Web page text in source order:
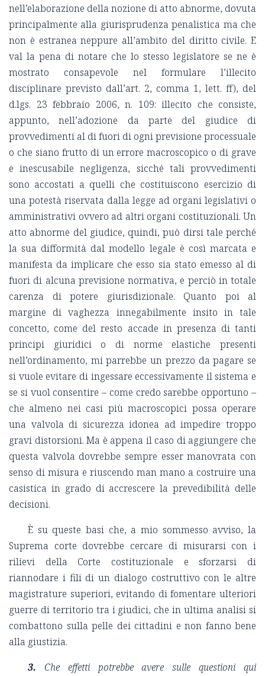
nell’elaborazione della nozione di atto abnorme, dovuta
principalmente alla giurisprudenza penalistica ma che
non è estranea neppure all’ambito del diritto civile. E
val la pena di notare che lo stesso legislatore se ne è
mostrato consapevole nel formulare l’illecito
disciplinare previsto dall’art. 2, comma 1, lett. ff), del
d.lgs. 23 febbraio 2006, n. 109: illecito che consiste,
appunto, nell’adozione da parte del giudice di
provvedimenti al di fuori di ogni previsione processuale
o che siano frutto di un errore macroscopico o di grave
e inescusabile negligenza, sicché tali provvedimenti
sono accostati a quelli che costituiscono esercizio di
una potestà riservata dalla legge ad organi legislativi o
amministrativi ovvero ad altri organi costituzionali. Un
atto abnorme del giudice, quindi, può dirsi tale perché
la sua difformità dal modello legale è così marcata e
manifesta da implicare che esso sia stato emesso al di
fuori di alcuna previsione normativa, e perciò in totale
carenza di potere giurisdizionale. Quanto poi al
margine di vaghezza innegabilmente insito in tale
concetto, come del resto accade in presenza di tanti
principi giuridici o di norme elastiche presenti
nell’ordinamento, mi parrebbe un prezzo da pagare se
si vuole evitare di ingessare eccessivamente il sistema e
se si vuol consentire – come credo sarebbe opportuno –
che almeno nei casi più macroscopici possa operare
una valvola di sicurezza idonea ad impedire troppo
gravi distorsioni. Ma è appena il caso di aggiungere che
questa valvola dovrebbe sempre esser manovrata con
senso di misura e riuscendo man mano a costruire una
casistica in grado di accrescere la prevedibilità delle
decisioni.
È su queste basi che, a mio sommesso avviso, la
Suprema corte dovrebbe cercare di misurarsi con i
rilievi della Corte costituzionale e sforzarsi di
riannodare i fili di un dialogo costruttivo con le altre
magistrature superiori, evitando di fomentare ulteriori
guerre di territorio tra i giudici, che in ultima analisi si
combattono sulla pelle dei cittadini e non fanno bene
alla giustizia.
3. Che effetti potrebbe avere sulle questioni qui